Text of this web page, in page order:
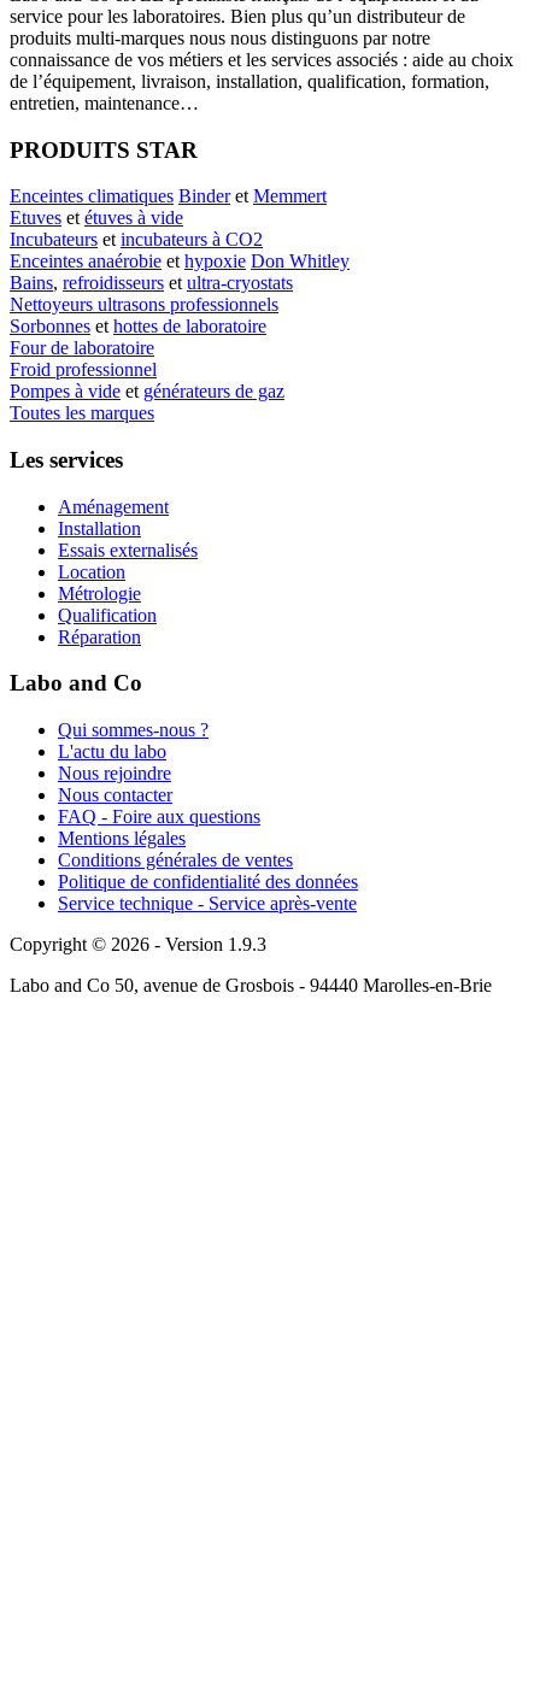
service pour les laboratoires. Bien plus qu’un distributeur de
produits multi-marques nous nous distinguons par notre
connaissance de vos métiers et les services associés : aide au choix
de l’équipement, livraison, installation, qualification, formation,
entretien, maintenance…
PRODUITS STAR
Enceintes climatiques Binderet Memmert
Etuves et étuves à vide
Incubateurs et incubateurs à CO2
Enceintes anaérobie et hypoxie Don Whitley
Bains, refroidisseurs et ultra-cryostats
Nettoyeurs ultrasons professionnels
Sorbonnes et hottes de laboratoire
Four de laboratoire
Froid professionnel
Pompes à vide et générateurs de gaz
Toutes les marques
Les services
Aménagement
Installation
Essais externalisés
Location
Métrologie
Qualification
Réparation
Labo and Co
Qui sommes-nous ?
L'actu du labo
Nous rejoindre
Nous contacter
FAQ - Foire aux questions
Mentions légales
Conditions générales de ventes
Politique de confidentialité des données
Service technique - Service après-vente
Copyright © 2026 - Version 1.9.3
Labo and Co 50, avenue de Grosbois - 94440 Marolles-en-Brie